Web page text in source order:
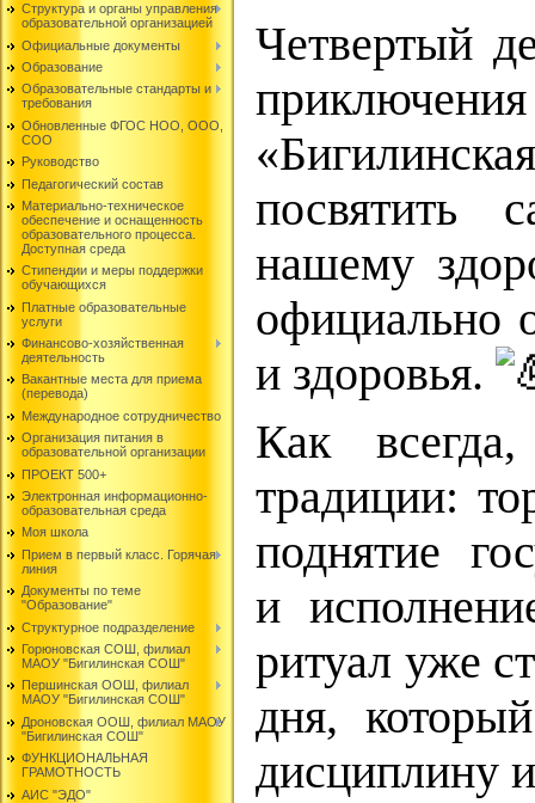
Структура и органы управления
образовательной организацией
Официальные документы
Образование
Образовательные стандарты и
требования
Обновленные ФГОС НОО, ООО,
СОО
Руководство
Педагогический состав
Материально-техническое
обеспечение и оснащенность
образовательного процесса.
Доступная среда
Стипендии и меры поддержки
обучающихся
Платные образовательные
услуги
Финансово-хозяйственная
деятельность
Вакантные места для приема
(перевода)
Международное сотрудничество
Организация питания в
образовательной организации
ПРОЕКТ 500+
Электронная информационно-
образовательная среда
Моя школа
Прием в первый класс. Горячая
линия
Документы по теме
"Образование"
Структурное подразделение
Горюновская СОШ, филиал
МАОУ "Бигилинская СОШ"
Першинская ООШ, филиал
МАОУ "Бигилинская СОШ"
Дроновская ООШ, филиал МАОУ
"Бигилинская СОШ"
ФУНКЦИОНАЛЬНАЯ
ГРАМОТНОСТЬ
АИС "ЭДО"
Четвертый
посвятить
нашему
официально
и здоровья.
Как
традиции:
поднятие
и
ритуал уже
дня,
дисциплину